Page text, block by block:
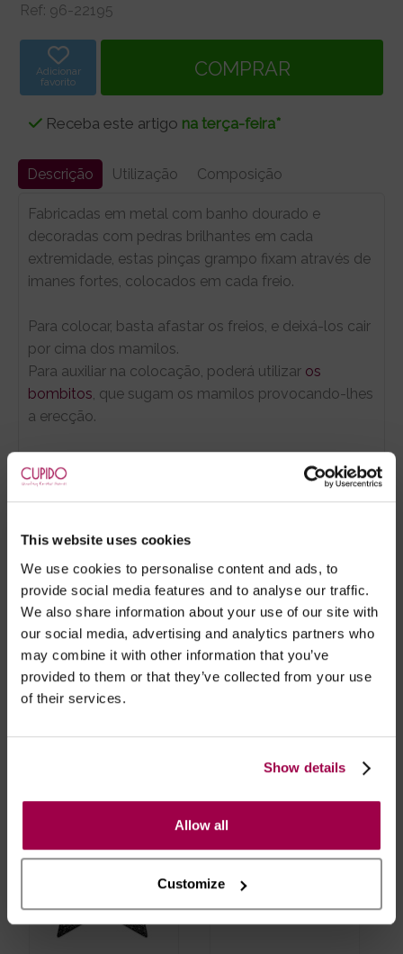
This website uses cookies
We use cookies to personalise content and ads, to
provide social media features and to analyse our traffic.
We also share information about your use of our site with
our social media, advertising and analytics partners who
may combine it with other information that you’ve
provided to them or that they’ve collected from your use
of their services.
Show details
Allow all
Customize
Ref: 96-22195
Adicionar
favorito
Receba este artigo na terça-feira*
Descrição Utilização Composição
Fabricadas em metal com banho dourado e
decoradas com pedras brilhantes em cada
extremidade, estas pinças grampo fixam através de
imanes fortes, colocados em cada freio.
Para colocar, basta afastar os freios, e deixá-los cair
por cima dos mamilos.
Para auxiliar na colocação, poderá utilizar os
bombitos , que sugam os mamilos provocando-lhes
a erecção.
Marca:Fetish Fantasy Gold
- Embalagens 100% discretas
- *Entrega em 24 horas para pedidos antes das 16:00 h.
Após as 16:00 h, a sua encomenda será entregue em 48
horas, dias úteis. Portugal e Espanha Continental para
artigos em stock. Portes gratis depende do país de envio.
Possibilidade de atraso em épocas festivas.
RECOMENDAMOS